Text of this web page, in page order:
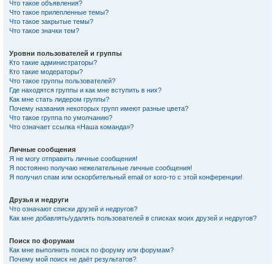
Что такое объявления?
Что такое прилепленные темы?
Что такое закрытые темы?
Что такое значки тем?
Уровни пользователей и группы
Кто такие администраторы?
Кто такие модераторы?
Что такое группы пользователей?
Где находятся группы и как мне вступить в них?
Как мне стать лидером группы?
Почему названия некоторых групп имеют разные цвета?
Что такое группа по умолчанию?
Что означает ссылка «Наша команда»?
Личные сообщения
Я не могу отправить личные сообщения!
Я постоянно получаю нежелательные личные сообщения!
Я получил спам или оскорбительный email от кого-то с этой конференции!
Друзья и недруги
Что означают списки друзей и недругов?
Как мне добавлять/удалять пользователей в списках моих друзей и недругов?
Поиск по форумам
Как мне выполнить поиск по форуму или форумам?
Почему мой поиск не даёт результатов?